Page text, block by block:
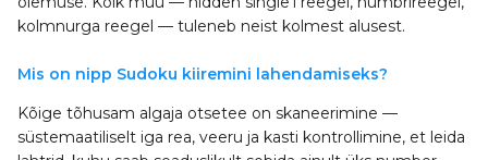
kolmnurga reegel — tuleneb neist kolmest alusest.
Mis on nipp Sudoku kiiremini lahendamiseks?
Kõige tõhusam algaja otsetee on skaneerimine —
süstemaatiliselt iga rea, veeru ja kasti kontrollimine, et leida